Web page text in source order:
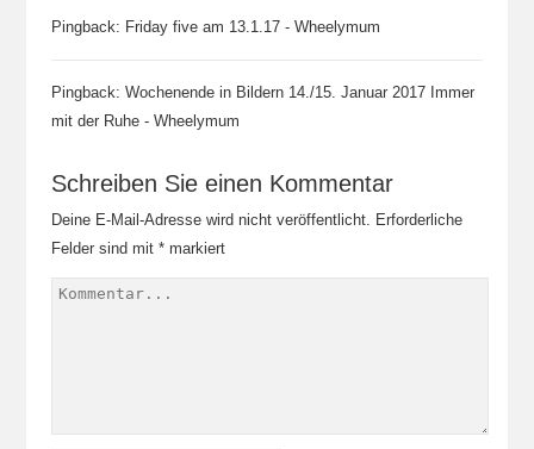
Pingback: Friday five am 13.1.17 - Wheelymum
Pingback: Wochenende in Bildern 14./15. Januar 2017 Immer
mit der Ruhe - Wheelymum
Schreiben Sie einen Kommentar
Deine E-Mail-Adresse wird nicht veröffentlicht. Erforderliche
Felder sind mit *markiert